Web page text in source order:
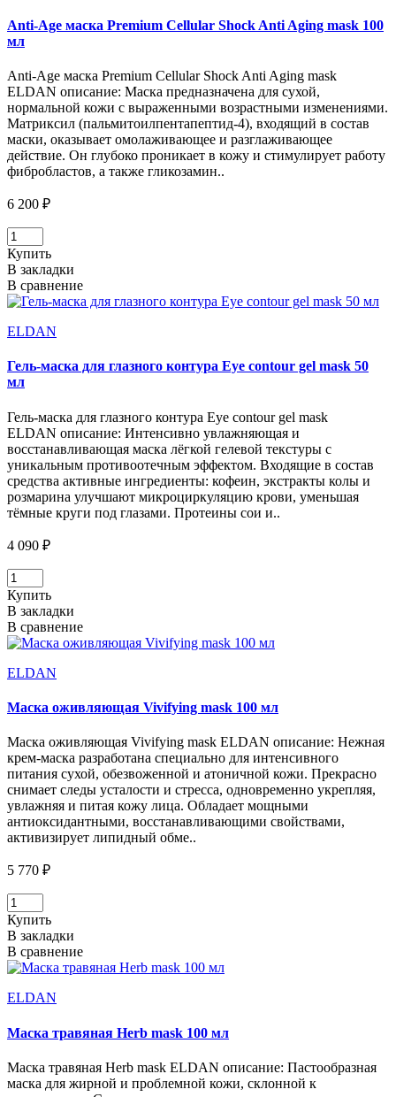
Anti-Age маска Premium Cellular Shock Anti Aging mask 100
мл
Anti-Age маска Premium Cellular Shock Anti Aging mask
ELDAN описание: Маска предназначена для сухой,
нормальной кожи с выраженными возрастными изменениями.
Матриксил (пальмитоилпентапептид-4), входящий в состав
маски, оказывает омолаживающее и разглаживающее
действие. Он глубоко проникает в кожу и стимулирует работу
фибробластов, а также гликозамин..
6 200 ₽
Купить
В закладки
В сравнение
ELDAN
Гель-маска для глазного контура Eye contour gel mask 50
мл
Гель-маска для глазного контура Eye contour gel mask
ELDAN описание: Интенсивно увлажняющая и
восстанавливающая маска лёгкой гелевой текстуры с
уникальным противоотечным эффектом. Входящие в состав
средства активные ингредиенты: кофеин, экстракты колы и
розмарина улучшают микроциркуляцию крови, уменьшая
тёмные круги под глазами. Протеины сои и..
4 090 ₽
Купить
В закладки
В сравнение
ELDAN
Маска оживляющая Vivifying mask 100 мл
Маска оживляющая Vivifying mask ELDAN описание: Нежная
крем-маска разработана специально для интенсивного
питания сухой, обезвоженной и атоничной кожи. Прекрасно
снимает следы усталости и стресса, одновременно укрепляя,
увлажняя и питая кожу лица. Обладает мощными
антиоксидантными, восстанавливающими свойствами,
активизирует липидный обме..
5 770 ₽
Купить
В закладки
В сравнение
ELDAN
Маска травяная Herb mask 100 мл
Маска травяная Herb mask ELDAN описание: Пастообразная
маска для жирной и проблемной кожи, склонной к